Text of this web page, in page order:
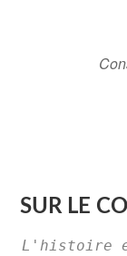
SUR LE
L'histoire